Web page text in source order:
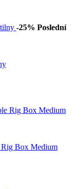
-25% Poslední
Rig Box Medium